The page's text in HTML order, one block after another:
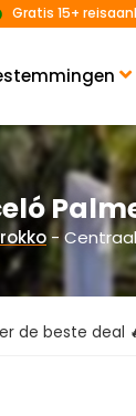
Gratis 15+
-
de beste deal